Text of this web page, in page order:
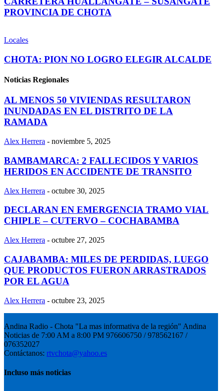
PROVINCIA DE CHOTA
Locales
CHOTA: PION NO LOGRO ELEGIR ALCALDE
Noticias Regionales
AL MENOS 50 VIVIENDAS RESULTARON
INUNDADAS EN EL DISTRITO DE LA
RAMADA
Alex Herrera - noviembre 5, 2025
BAMBAMARCA: 2 FALLECIDOS Y VARIOS
HERIDOS EN ACCIDENTE DE TRANSITO
Alex Herrera - octubre 30, 2025
DECLARAN EN EMERGENCIA TRAMO VIAL
CHIPLE – CUTERVO – COCHABAMBA
Alex Herrera - octubre 27, 2025
CAJABAMBA: MILES DE PERDIDAS, LUEGO
QUE PRODUCTOS FUERON ARRASTRADOS
POR EL AGUA
Alex Herrera - octubre 23, 2025
Andina Radio - Chota "La mas informativa de la región" Andina
Noticias de 7:00 AM a 8:00 PM 976606750 / 978562167 /
076352027
Contáctanos: rtvchota@yahoo.es
Incluso más noticias